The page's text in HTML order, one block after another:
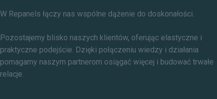
W Repanels łączy nas wspólne dążenie do doskonałości.
Pozostajemy blisko naszych klientów, oferując elastyczne i
praktyczne podejście. Dzięki połączeniu wiedzy i działania
pomagamy naszym partnerom osiągać więcej i budować trwałe
relacje.